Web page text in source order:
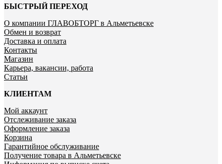
БЫСТРЫЙ ПЕРЕХОД
О компании ГЛАВОБТОРГ в Альметьевске
Обмен и возврат
Доставка и оплата
Контакты
Магазин
Карьера, вакансии, работа
Статьи
КЛИЕНТАМ
Мой аккаунт
Отслеживание заказа
Оформление заказа
Корзина
Гарантийное обслуживание
Получение товара в Альметьевске